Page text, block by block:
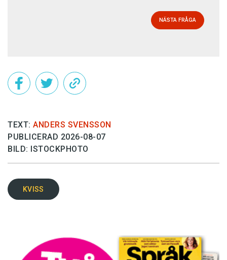
NÄSTA FRÅGA
TEXT: ANDERS SVENSSON
PUBLICERAD 2026-08-07
BILD: ISTOCKPHOTO
KVISS